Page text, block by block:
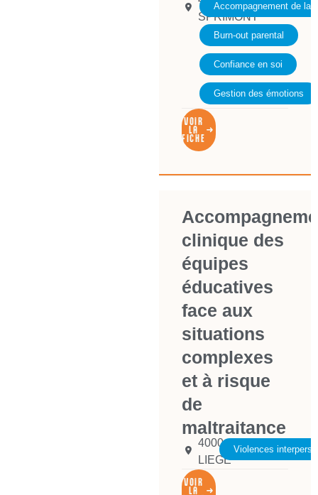
SPRIMONT
Accompagnement de la
Burn-out parental
Confiance en soi
Gestion des émotions
VOIR
LA
FICHE
clinique des
équipes
éducatives
face aux
situations
complexes
et à risque
de
maltraitance
4000
LIEGE
Violences
VOIR
LA